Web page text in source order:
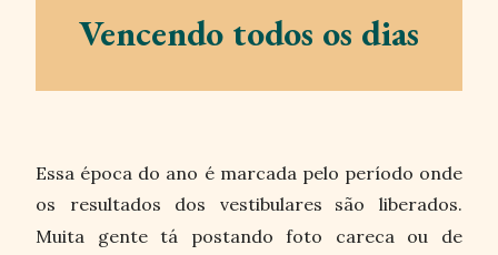
Vencendo todos os dias
Essa época do ano é marcada pelo período onde
os resultados dos vestibulares
são liberados.
Muita gente tá postando foto careca ou de